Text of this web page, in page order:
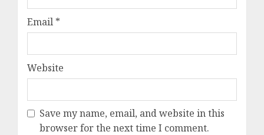
Email *
Website
Save my name, email, and website in this
browser for the next time I comment.